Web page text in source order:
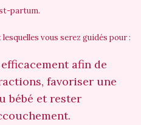
partum.
vous serez guidés pour :
efficacement afin de
favoriser une
bébé et rester